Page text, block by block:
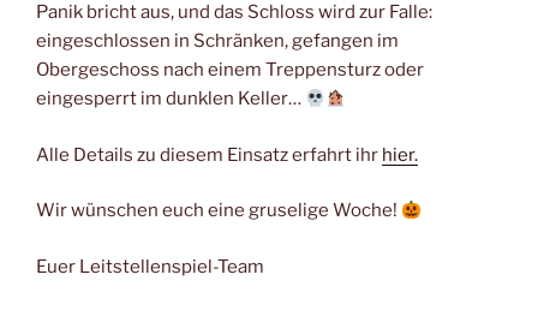
Panik bricht aus, und das Schloss wird zur Falle:
eingeschlossen in Schränken, gefangen im
Obergeschoss nach einem Treppensturz oder
eingesperrt im dunklen Keller…
Alle Details zu diesem Einsatz erfahrt ihr hier.
Wir wünschen euch eine gruselige Woche!
Euer Leitstellenspiel-Team